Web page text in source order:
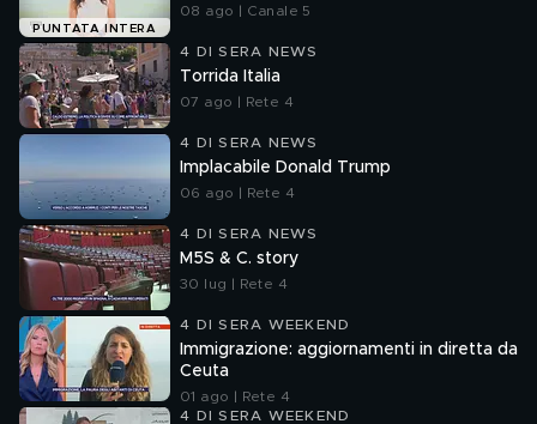
PUNTATA INTERA
08 ago | Canale 5
4 DI SERA NEWS
Torrida Italia
07 ago | Rete 4
4 DI SERA NEWS
Implacabile Donald Trump
06 ago | Rete 4
4 DI SERA NEWS
M5S & C. story
30 lug | Rete 4
4 DI SERA WEEKEND
Immigrazione: aggiornamenti in diretta da
Ceuta
01 ago | Rete 4
4 DI SERA WEEKEND